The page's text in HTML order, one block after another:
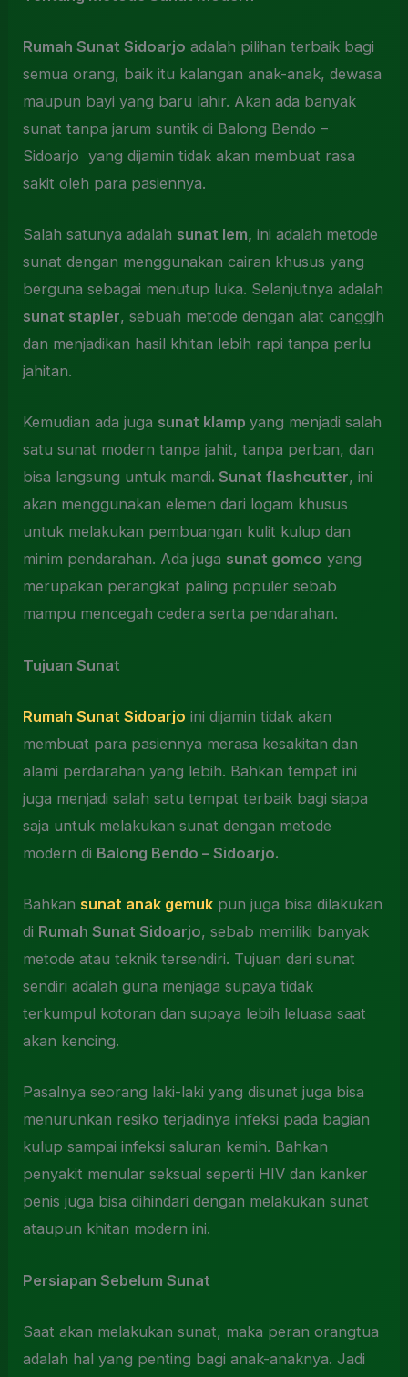
Rumah Sunat Sidoarjo adalah pilihan terbaik bagi
semua orang, baik itu kalangan anak-anak, dewasa
maupun bayi yang baru lahir. Akan ada banyak
sunat tanpa jarum suntik di Balong Bendo –
Sidoarjo yang dijamin tidak akan membuat rasa
sakit oleh para pasiennya.
Salah satunya adalah sunat lem, ini adalah metode
sunat dengan menggunakan cairan khusus yang
berguna sebagai menutup luka. Selanjutnya adalah
sunat stapler, sebuah metode dengan alat canggih
dan menjadikan hasil khitan lebih rapi tanpa perlu
jahitan.
Kemudian ada juga sunat klampyang menjadi salah
satu sunat modern tanpa jahit, tanpa perban, dan
bisa langsung untuk mandi. Sunat flashcutter, ini
akan menggunakan elemen dari logam khusus
untuk melakukan pembuangan kulit kulup dan
minim pendarahan. Ada juga sunat gomco yang
merupakan perangkat paling populer sebab
mampu mencegah cedera serta pendarahan.
Tujuan Sunat
Rumah Sunat Sidoarjo ini dijamin tidak akan
membuat para pasiennya merasa kesakitan dan
alami perdarahan yang lebih. Bahkan tempat ini
juga menjadi salah satu tempat terbaik bagi siapa
saja untuk melakukan sunat dengan metode
modern di Balong Bendo – Sidoarjo.
Bahkan sunat anak gemuk pun juga bisa dilakukan
di Rumah Sunat Sidoarjo, sebab memiliki banyak
metode atau teknik tersendiri. Tujuan dari sunat
sendiri adalah guna menjaga supaya tidak
terkumpul kotoran dan supaya lebih leluasa saat
akan kencing.
Pasalnya seorang laki-laki yang disunat juga bisa
menurunkan resiko terjadinya infeksi pada bagian
kulup sampai infeksi saluran kemih. Bahkan
penyakit menular seksual seperti HIV dan kanker
penis juga bisa dihindari dengan melakukan sunat
ataupun khitan modern ini.
Persiapan Sebelum Sunat
Saat akan melakukan sunat, maka peran orangtua
adalah hal yang penting bagi anak-anaknya. Jadi